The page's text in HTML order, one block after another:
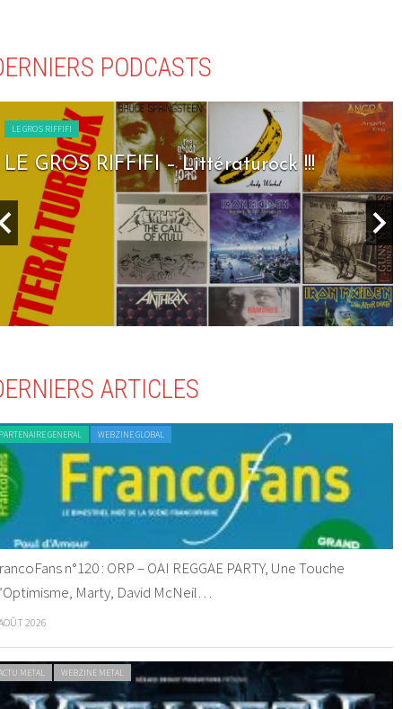
PODCASTS
LE GROS RIFFIFI
LE GROS RIFFIFI – Seven Days To Rock !!!
ARTICLES
GENERAL WEBZINE GLOBAL
n°120 : ORP – OAI REGGAE PARTY, Une Touche
Marty, David McNeil…
2026
METAL WEBZINE METAL